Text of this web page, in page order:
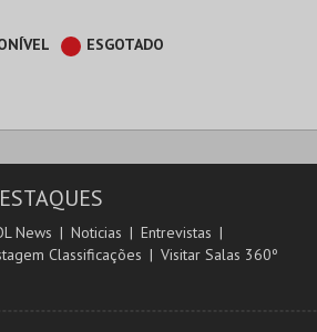
ESGOTADO
News Noticias
Entrevistas
Classificações
Visitar Salas 360º